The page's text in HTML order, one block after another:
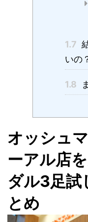
1.7
いの
1.8
オッシュ
ーアル店
ダル3足試
とめ